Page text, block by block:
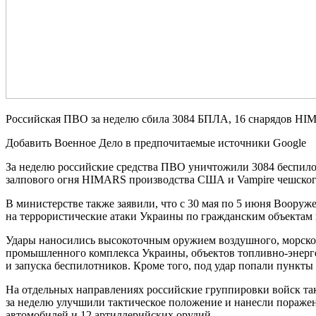
Российская ПВО за неделю сбила 3084 БПЛА, 16 снарядов
Добавить Военное Дело в предпочитаемые источники Google
За неделю российские средства ПВО уничтожили 3084
залпового огня HIMARS производства США и Vampire
В министерстве также заявили, что с 30 мая по 5 июня
на террористические атаки Украины по гражданским
Удары наносились высокоточным оружием воздушного,
промышленного комплекса Украины, объектов топливно-
и запуска беспилотников. Кроме того, под удар попали
На отдельных направлениях российские группировки войск
за неделю улучшили тактическое положение и нанесли